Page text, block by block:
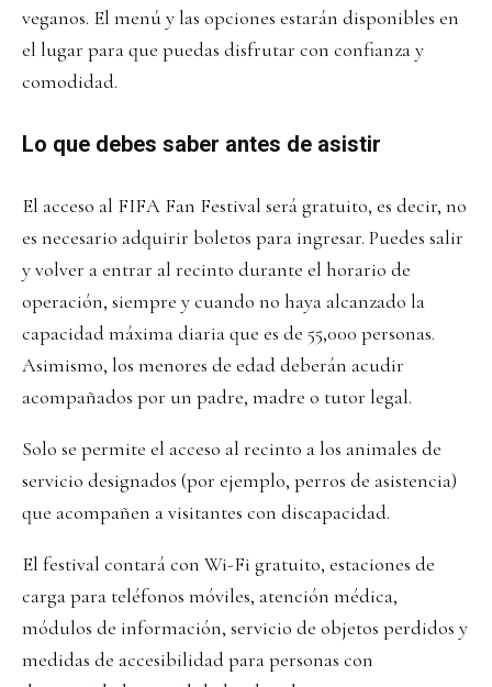
veganos. El menú y las opciones estarán disponibles en
el lugar para que puedas disfrutar con confianza y
comodidad.
Lo que debes saber antes de asistir
El acceso al FIFA Fan Festival será gratuito, es decir, no
es necesario adquirir boletos para ingresar. Puedes salir
y volver a entrar al recinto durante el horario de
operación, siempre y cuando no haya alcanzado la
capacidad máxima diaria que es de 55,000 personas.
Asimismo, los menores de edad deberán acudir
acompañados por un padre, madre o tutor legal.
Solo se permite el acceso al recinto a los animales de
servicio designados (por ejemplo, perros de asistencia)
que acompañen a visitantes con discapacidad.
El festival contará con Wi-Fi gratuito, estaciones de
carga para teléfonos móviles, atención médica,
módulos de información, servicio de objetos perdidos y
medidas de accesibilidad para personas con